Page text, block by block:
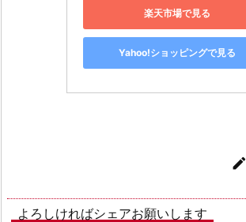
楽天市場で見る
Yahoo!ショッピングで見る

よろしければシェアお願いします